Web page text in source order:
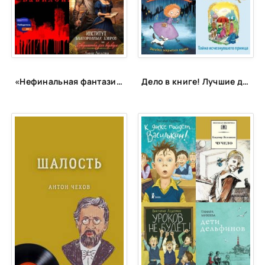
«Нефинальная фантазия»: лонг-лист Дело в книге! Лучшие детективы для детей и подростков